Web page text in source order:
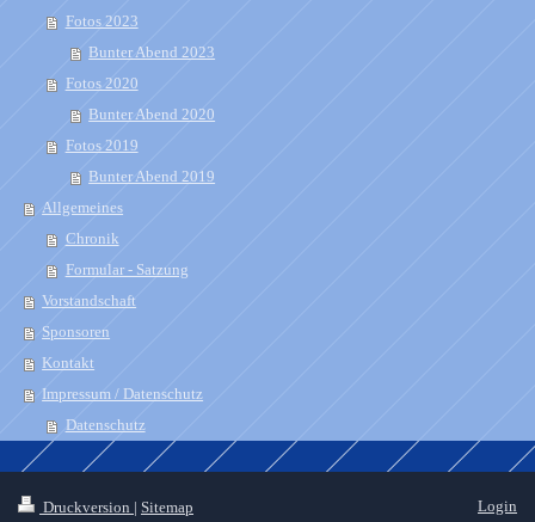
Fotos 2023
Bunter Abend 2023
Fotos 2020
Bunter Abend 2020
Fotos 2019
Bunter Abend 2019
Allgemeines
Chronik
Formular - Satzung
Vorstandschaft
Sponsoren
Kontakt
Impressum / Datenschutz
Datenschutz
Druckversion | Sitemap
Login